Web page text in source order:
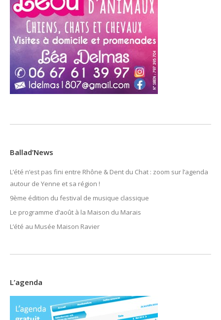
Ballad’News
L’été n’est pas fini entre Rhône & Dent du Chat : zoom sur l’agenda
autour de Yenne et sa région !
9ème édition du festival de musique classique
Le programme d’août à la Maison du Marais
L’été au Musée Maison Ravier
L’agenda